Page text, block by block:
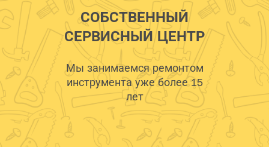
СОБСТВЕННЫЙ
СЕРВИСНЫЙ ЦЕНТР
Мы занимаемся ремонтом
инструмента уже более 15
лет